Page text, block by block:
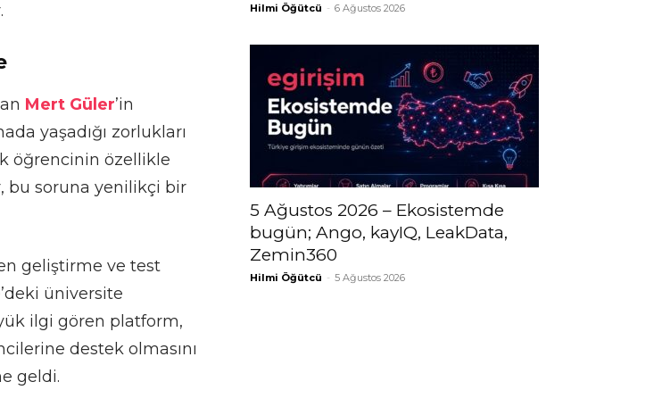
Mert Güler’in
yaşadığı zorlukları
öğrencinin özellikle
bu soruna yenilikçi bir
geliştirme ve test
üniversite
ilgi gören platform,
destek olmasını
geldi.
Hilmi Öğütcü - 6 Ağustos 2026
5 Ağustos 2026 – Ekosistemde
bugün; Ango, kayIQ, LeakData,
Zemin360
Hilmi Öğütcü - 5 Ağustos 2026